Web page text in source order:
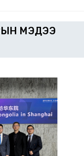
МЭДЭЭ